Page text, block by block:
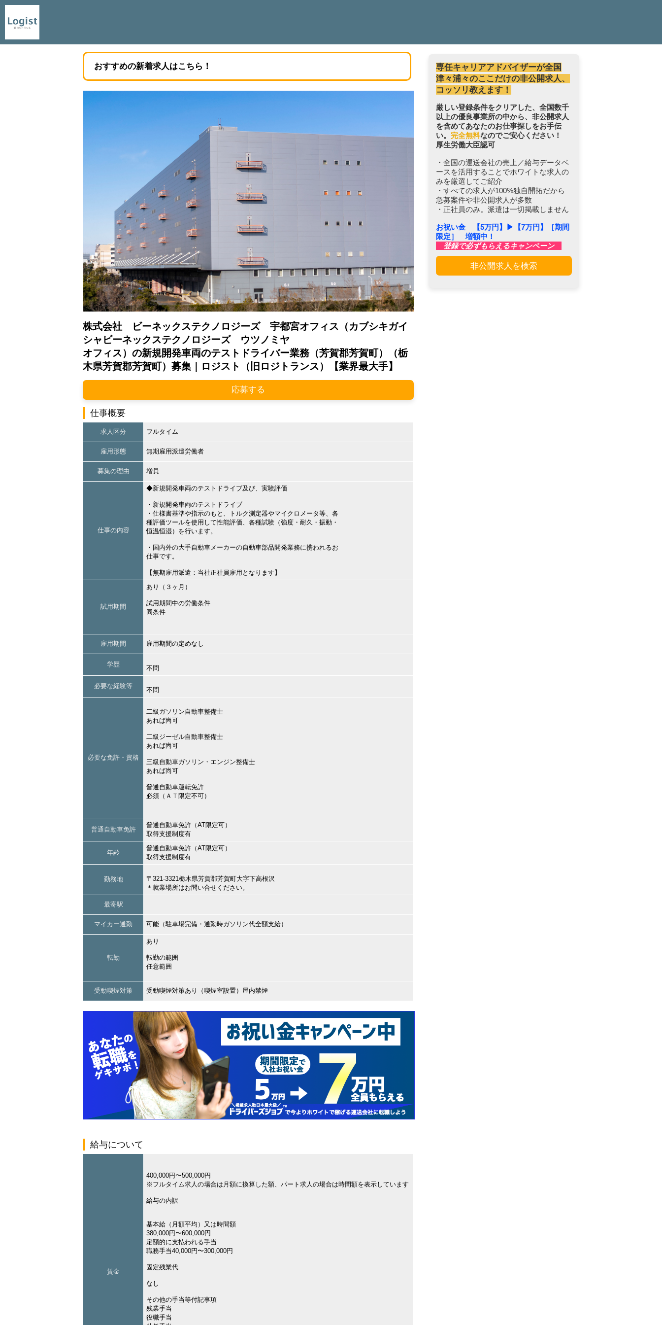
おすすめの新着求人はこちら！
株式会社 ビーネックステクノロジーズ 宇都宮オフィス（カブシキガイ
シャビーネックステクノロジーズ ウツノミヤ
オフィス）の新規開発車両のテストドライバー業務（芳賀郡芳賀町）（栃
木県芳賀郡芳賀町）募集｜ロジスト（旧ロジトランス）【業界最大手】
応募する
仕事概要
求人区分 フルタイム
雇用形態 無期雇用派遣労働者
募集の理由 増員
仕事の内容
◆新規開発車両のテストドライブ及び、実験評価
・新規開発車両のテストドライブ
・仕様書基準や指示のもと、トルク測定器やマイクロメータ等、各
種評価ツールを使用して性能評価、各種試験（強度・耐久・振動・
恒温恒湿）を行います。
・国内外の大手自動車メーカーの自動車部品開発業務に携われるお
仕事です。
【無期雇用派遣：当社正社員雇用となります】
試用期間
あり（３ヶ月）
試用期間中の労働条件
同条件
雇用期間 雇用期間の定めなし
学歴
不問
必要な経験等
不問
必要な免許・資格
二級ガソリン自動車整備士
あれば尚可
二級ジーゼル自動車整備士
あれば尚可
三級自動車ガソリン・エンジン整備士
あれば尚可
普通自動車運転免許
必須（ＡＴ限定不可）
普通自動車免許
普通自動車免許（AT限定可）
取得支援制度有
年齢
普通自動車免許（AT限定可）
取得支援制度有
勤務地
〒321-3321栃木県芳賀郡芳賀町大字下高根沢
＊就業場所はお問い合せください。
最寄駅
マイカー通勤 可能（駐車場完備・通勤時ガソリン代全額支給）
転勤
あり
転勤の範囲
任意範囲
受動喫煙対策 受動喫煙対策あり（喫煙室設置）屋内禁煙
給与について
賃金
400,000円〜500,000円
※フルタイム求人の場合は月額に換算した額、パート求人の場合は時間額を表示しています
給与の内訳
基本給（月額平均）又は時間額
380,000円〜600,000円
定額的に支払われる手当
職務手当40,000円〜300,000円
固定残業代
なし
その他の手当等付記事項
残業手当
役職手当
専任キャリアアドバイザーが全国
津々浦々のここだけの非公開求人、
コッソリ教えます！
厳しい登録条件をクリアした、全国数千
以上の優良事業所の中から、非公開求人
を含めてあなたのお仕事探しをお手伝
い。 完全無料なのでご安心ください！
厚生労働大臣認可
・全国の運送会社の売上／給与データベ
ースを活用することでホワイトな求人の
みを厳選してご紹介
・すべての求人が100%独自開拓だから
急募案件や非公開求人が多数
・正社員のみ。派遣は一切掲載しません
お祝い金 【5万円】▶︎【7万円】［期間
限定］ 増額中！
登録で必ずもらえるキャンペーン
非公開求人を検索